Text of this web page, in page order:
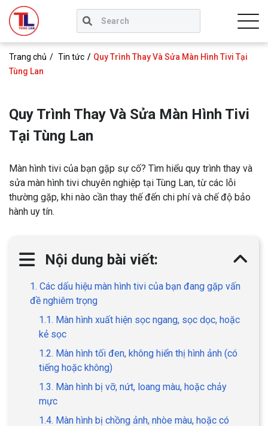
Trang chủ Tin tức
Quy Trình Thay Và Sửa Màn Hình Tivi Tại
Tùng Lan
Quy Trình Thay Và Sửa Màn Hình Tivi
Tại Tùng Lan
Màn hình tivi của bạn gặp sự cố? Tìm hiểu quy trình thay và
sửa màn hình tivi chuyên nghiệp tại Tùng Lan, từ các lỗi
thường gặp, khi nào cần thay thế đến chi phí và chế độ bảo
hành uy tín.
Nội dung bài viết:
1. Các dấu hiệu màn hình tivi của bạn đang gặp vấn
đề nghiêm trọng
1.1. Màn hình xuất hiện sọc ngang, sọc dọc, hoặc
kẻ sọc
1.2. Màn hình tối đen, không hiển thị hình ảnh (có
tiếng hoặc không)
1.3. Màn hình bị vỡ, nứt, loang màu, hoặc chảy
mực
1.4. Màn hình bị chồng ảnh, nhòe màu, hoặc có